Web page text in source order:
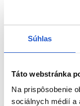
Súhlas
Táto webstránka
Na prispôsobenie
sociálnych médií a
Hodnotenia